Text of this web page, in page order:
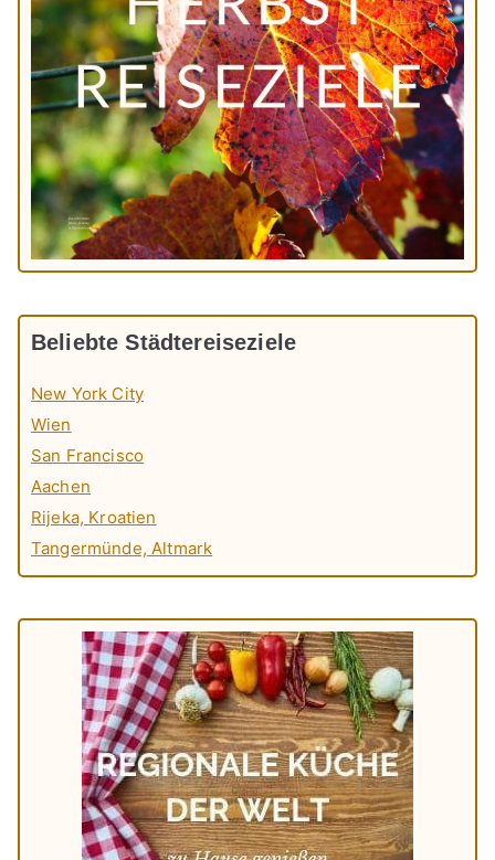
Beliebte Städtereiseziele
New York City
Wien
San Francisco
Aachen
Rijeka, Kroatien
Tangermünde, Altmark